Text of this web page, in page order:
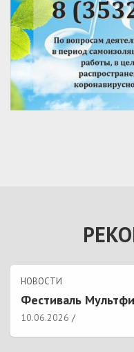
НОВОСТИ
Фестиваль
10.06.2026